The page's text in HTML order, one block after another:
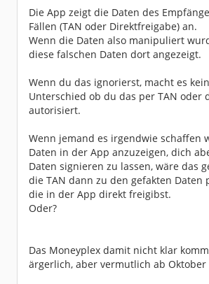
Die App zeigt die Daten des
Fällen (TAN oder Direktfreigabe) an.
Wenn die Daten also manipuliert
diese falschen Daten dort angezeigt.
Wenn du das ignorierst, macht es
Unterschied ob du das per TAN oder
autorisiert.
Wenn jemand es irgendwie schaffen
Daten in der App anzuzeigen, dich
Daten signieren zu lassen, wäre das
die TAN dann zu den gefakten Daten
die in der App direkt freigibst.
Oder?
Das Moneyplex damit nicht klar
ärgerlich, aber vermutlich ab Oktober